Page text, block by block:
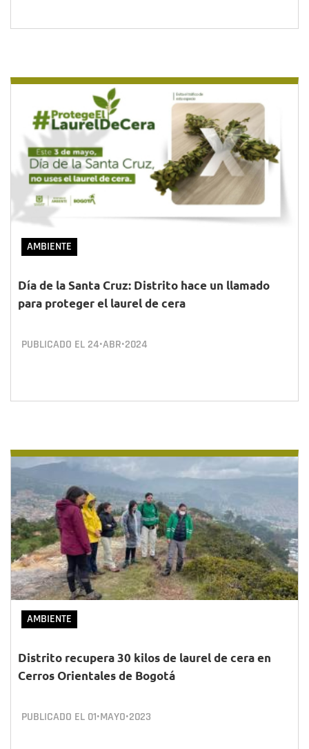
AMBIENTE
Día de la Santa Cruz: Distrito hace un llamado
para proteger el laurel de cera
PUBLICADO EL 24•ABR•2024
AMBIENTE
Distrito recupera 30 kilos de laurel de cera en
Cerros Orientales de Bogotá
PUBLICADO EL 01•MAYO•2023